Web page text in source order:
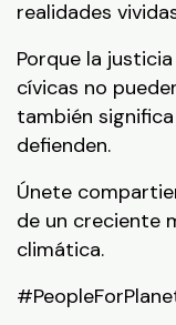
realidades
Porque la
cívicas no
también
defienden.
Únete
de un creciente
climática.